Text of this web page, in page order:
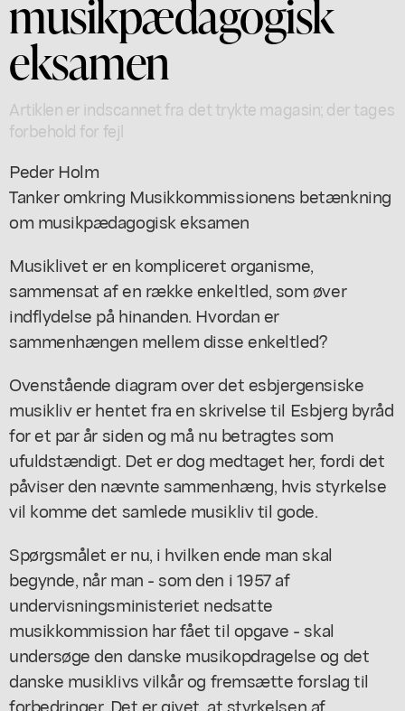
musikpædagogisk
eksamen
Artiklen er indscannet fra det trykte magasin; der tages
forbehold for fejl
Peder Holm
Tanker omkring Musikkommissionens betænkning
om musikpædagogisk eksamen
Musiklivet er en kompliceret organisme,
sammensat af en række enkeltled, som øver
indflydelse på hinanden. Hvordan er
sammenhængen mellem disse enkeltled?
Ovenstående diagram over det esbjergensiske
musikliv er hentet fra en skrivelse til Esbjerg byråd
for et par år siden og må nu betragtes som
ufuldstændigt. Det er dog medtaget her, fordi det
påviser den nævnte sammenhæng, hvis styrkelse
vil komme det samlede musikliv til gode.
Spørgsmålet er nu, i hvilken ende man skal
begynde, når man - som den i 1957 af
undervisningsministeriet nedsatte
musikkommission har fået til opgave - skal
undersøge den danske musikopdragelse og det
danske musiklivs vilkår og fremsætte forslag til
forbedringer. Det er givet, at styrkelsen af